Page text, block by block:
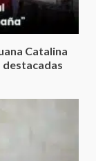
Catalina
destacadas
en Baja
por
de
y